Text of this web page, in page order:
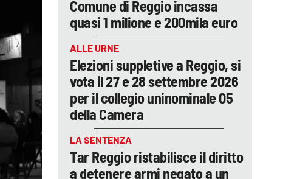
Comune di Reggio incassa
quasi 1 milione e 200mila euro
ALLE URNE
Elezioni suppletive a Reggio, si
vota il 27 e 28 settembre 2026
per il collegio uninominale 05
della Camera
LA SENTENZA
Tar Reggio ristabilisce il diritto
a detenere armi negato a un